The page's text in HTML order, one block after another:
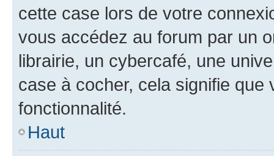
cette case lors de votre
vous accédez au forum par un
librairie, un cybercafé, une
case à cocher, cela signifie
fonctionnalité.
Haut